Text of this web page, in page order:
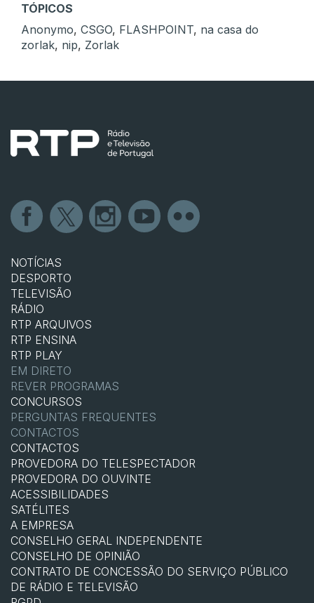
TÓPICOS
Anonymo, CSGO, FLASHPOINT, na casa do
zorlak, nip, Zorlak
NOTÍCIAS
DESPORTO
TELEVISÃO
RÁDIO
RTP ARQUIVOS
RTP ENSINA
RTP PLAY
EM DIRETO
REVER PROGRAMAS
CONCURSOS
PERGUNTAS FREQUENTES
CONTACTOS
CONTACTOS
PROVEDORA DO TELESPECTADOR
PROVEDORA DO OUVINTE
ACESSIBILIDADES
SATÉLITES
A EMPRESA
CONSELHO GERAL INDEPENDENTE
CONSELHO DE OPINIÃO
CONTRATO DE CONCESSÃO DO SERVIÇO PÚBLICO
DE RÁDIO E TELEVISÃO